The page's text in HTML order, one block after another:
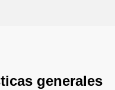
generales